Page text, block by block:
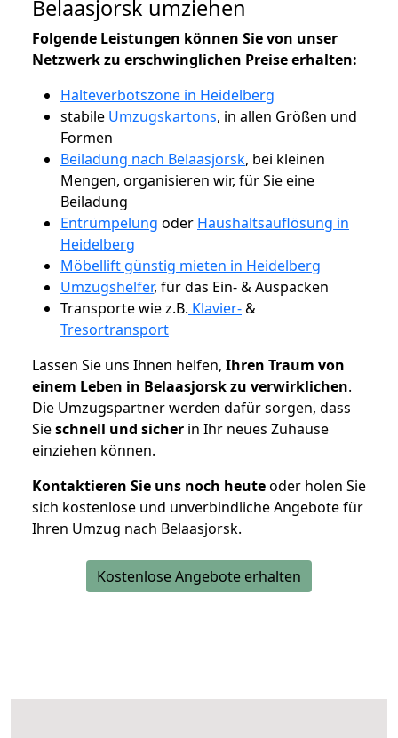
Belaasjorsk umziehen
Folgende Leistungen können Sie von unser
Netzwerk zu erschwinglichen Preise erhalten:
Halteverbotszone in Heidelberg
stabile Umzugskartons, in allen Größen und
Formen
Beiladung nach Belaasjorsk, bei kleinen
Mengen, organisieren wir, für Sie eine
Beiladung
Entrümpelung oder Haushaltsauflösung in
Heidelberg
Möbellift günstig mieten in Heidelberg
Umzugshelfer, für das Ein- & Auspacken
Transporte wie z.B. Klavier-&
Tresortransport
Lassen Sie uns Ihnen helfen, Ihren Traum von
einem Leben in Belaasjorsk zu verwirklichen.
Die Umzugspartner werden dafür sorgen, dass
Sieschnell und sicher in Ihr neues Zuhause
einziehen können.
Kontaktieren Sie uns noch heuteoder holen Sie
sich kostenlose und unverbindliche Angebote für
Ihren Umzug nach Belaasjorsk.
Kostenlose Angebote erhalten